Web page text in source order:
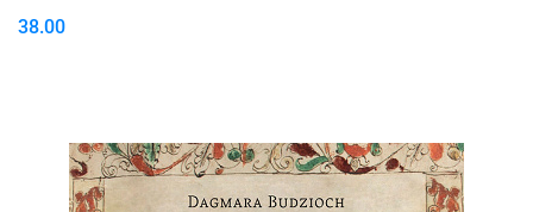
38.00